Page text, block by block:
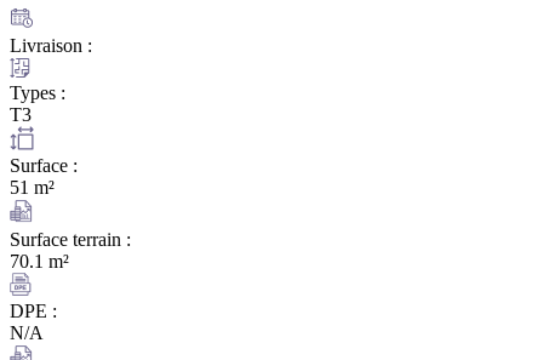
Livraison :
Types :
T3
Surface :
51 m²
Surface terrain :
70.1 m²
DPE :
N/A